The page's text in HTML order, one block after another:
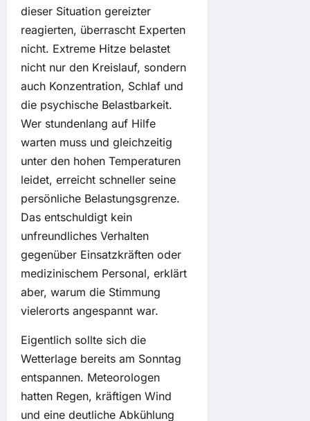
dieser Situation gereizter
reagierten, überrascht Experten
nicht. Extreme Hitze belastet
nicht nur den Kreislauf, sondern
auch Konzentration, Schlaf und
die psychische Belastbarkeit.
Wer stundenlang auf Hilfe
warten muss und gleichzeitig
unter den hohen Temperaturen
leidet, erreicht schneller seine
persönliche Belastungsgrenze.
Das entschuldigt kein
unfreundliches Verhalten
gegenüber Einsatzkräften oder
medizinischem Personal, erklärt
aber, warum die Stimmung
vielerorts angespannt war.
Eigentlich sollte sich die
Wetterlage bereits am Sonntag
entspannen. Meteorologen
hatten Regen, kräftigen Wind
und eine deutliche Abkühlung